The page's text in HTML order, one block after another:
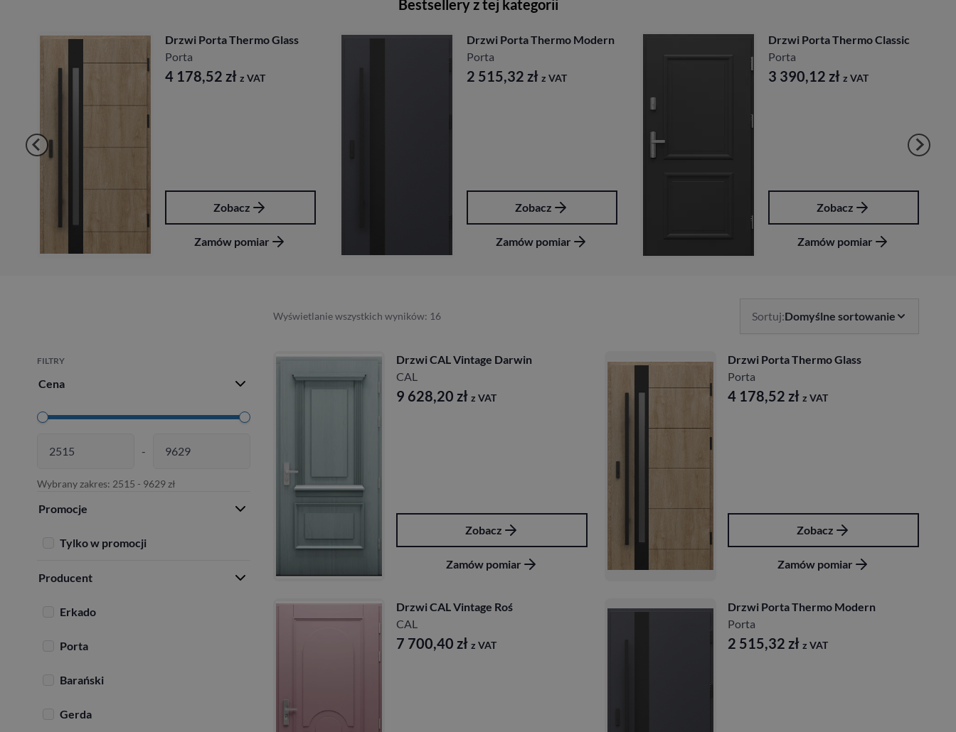
Bestsellery z tej kategorii
Drzwi Porta Thermo Glass
Porta
4 178,52 zł z VAT
Zobacz
Zamów pomiar
Drzwi Porta Thermo Modern
Porta
2 515,32 zł z VAT
Zobacz
Zamów pomiar
Drzwi Porta Thermo Classic
Porta
3 390,12 zł z VAT
Zobacz
Zamów pomiar
FILTRY
Cena
-
Wybrany zakres: 2515 - 9629 zł
Promocje
Tylko w promocji
Producent
Erkado
Porta
Barański
Gerda
Wyświetlanie wszystkich wyników: 16 Sortuj:Domyślne sortowanie
Drzwi CAL Vintage Darwin
CAL
9 628,20 zł z VAT
Zobacz
Zamów pomiar
Drzwi Porta Thermo Glass
Porta
4 178,52 zł z VAT
Zobacz
Zamów pomiar
Drzwi CAL Vintage Roś
CAL
7 700,40 zł z VAT
Drzwi Porta Thermo Modern
Porta
2 515,32 zł z VAT